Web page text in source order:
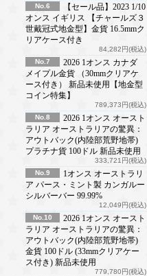
No.6
【セール品】2023 1/10
オンス イギリス 【チャールズ３
世戴冠式地金型】金貨 16.5mmク
リアケース付き
84,282円(税込)
No.7
2026 1オンス カナダ
メイプル金貨 （30mmクリアケ
ース付き） 新品未使用【地金型
コイン特集】
789,373円(税込)
No.8
2026 1オンス オースト
ラリア オーストラリアの驚異：
アウトバック(内陸部荒野地帯)
プラチナ貨 100ドル 新品未使用
333,721円(税込)
No.9
1オンス オーストラリ
ア パース・ミント製 カンガルー
シルバーバー 99.99%
12,049円(税込)
No.10
2026 1オンス オースト
ラリア オーストラリアの驚異：
アウトバック(内陸部荒野地帯)
金貨 100ドル (33mmクリアケー
ス付き) 新品未使用
779,780円(税込)